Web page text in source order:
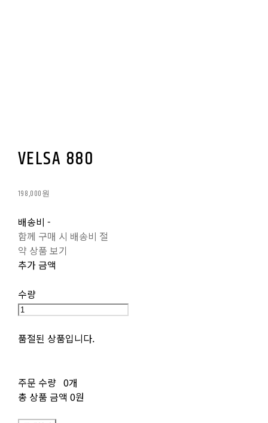
VELSA 880
198,000원
배송비 -
함께 구매 시 배송비 절
약 상품 보기
추가 금액
수량
품절된 상품입니다.
주문 수량 0개
총 상품 금액 0원